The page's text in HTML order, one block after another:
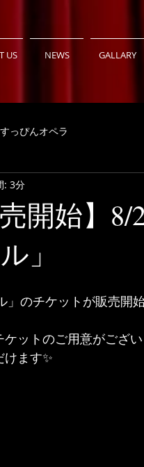
US NEWS GALLARY
すっぴんオペラ
開始】8/
」
: 3分
のチケットが販売開
ットのご用意がござ
ます✨